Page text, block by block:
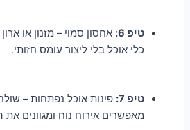
טיפ 6:
אחסון סמוי – מזנון או
כלי אוכל בלי ליצור עומס חזותי.
טיפ 7:
פינות אוכל נפתחות –
מאפשרים אירוח נוח ומגוונים את